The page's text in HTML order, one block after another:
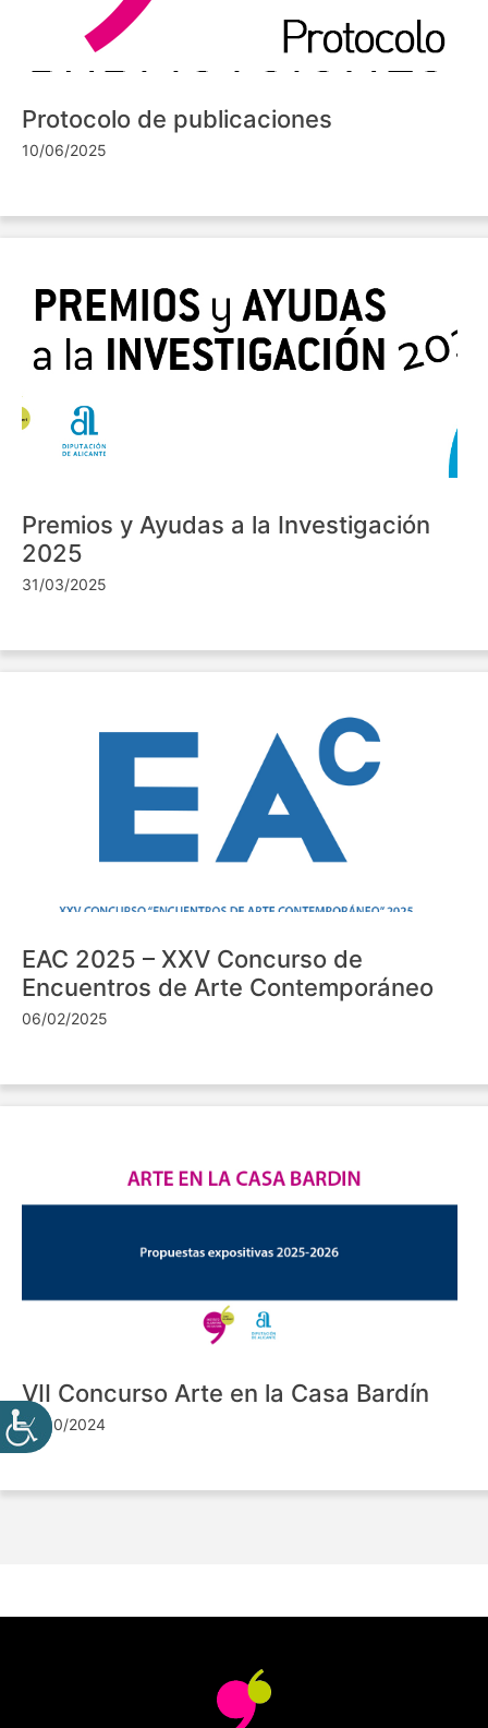
Protocolo de publicaciones
10/06/2025
Premios y Ayudas a la Investigación
2025
31/03/2025
EAC 2025 – XXV Concurso de
Encuentros de Arte Contemporáneo
06/02/2025
VII Concurso Arte en la Casa Bardín
24/10/2024